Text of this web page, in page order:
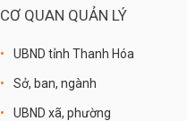
CƠ QUAN QUẢN LÝ
UBND tỉnh Thanh Hóa
Sở, ban, ngành
UBND xã, phường